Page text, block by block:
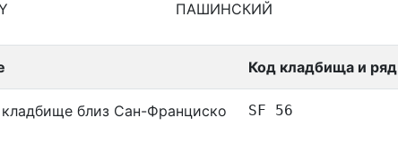
ПАШИНСКИЙ
Код кладбища и ряд
близ Сан-Франциско SF 56